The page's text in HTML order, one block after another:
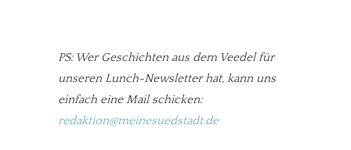
PS: Wer Geschichten aus dem Veedel für
unseren Lunch-Newsletter hat, kann uns
einfach eine Mail schicken:
redaktion@meinesuedstadt.de